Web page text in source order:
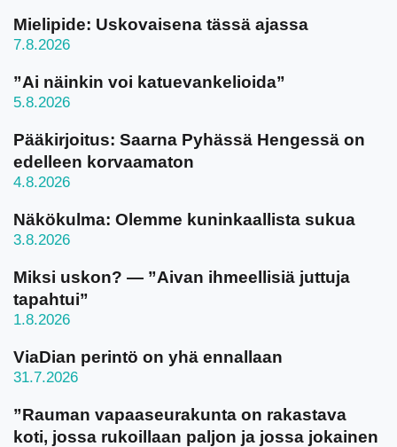
Mielipide: Uskovaisena tässä ajassa
7.8.2026
”Ai näinkin voi katuevankelioida”
5.8.2026
Pääkirjoitus: Saarna Pyhässä Hengessä on
edelleen korvaamaton
4.8.2026
Näkökulma: Olemme kuninkaallista sukua
3.8.2026
Miksi uskon? — ”Aivan ihmeellisiä juttuja
tapahtui”
1.8.2026
ViaDian perintö on yhä ennallaan
31.7.2026
”Rauman vapaaseurakunta on rakastava
koti, jossa rukoillaan paljon ja jossa jokainen